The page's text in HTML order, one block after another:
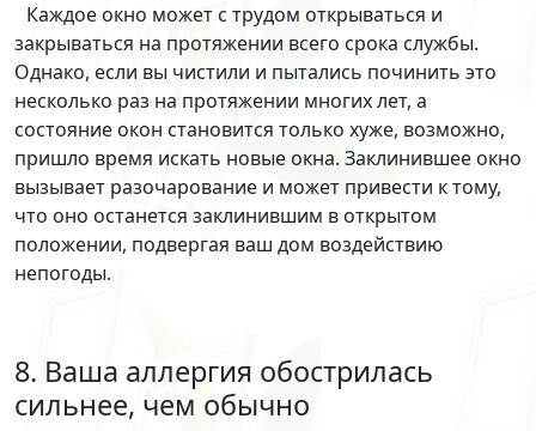
Каждое окно может с трудом открываться и
закрываться на протяжении всего срока службы.
Однако, если вы чистили и пытались починить это
несколько раз на протяжении многих лет, а
состояние окон становится только хуже, возможно,
пришло время искать новые окна. Заклинившее окно
вызывает разочарование и может привести к тому,
что оно останется заклинившим в открытом
положении, подвергая ваш дом воздействию
непогоды.
8. Ваша аллергия обострилась
сильнее, чем обычно